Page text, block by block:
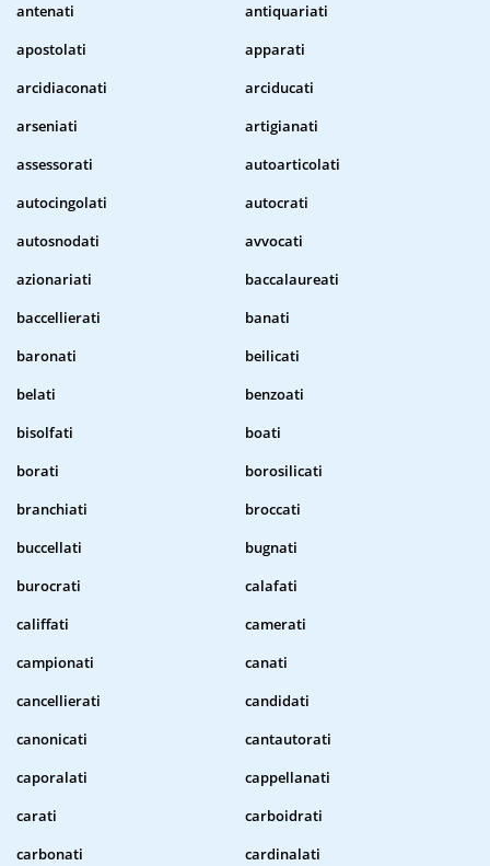
antenati
antiquariati
apostolati
apparati
arcidiaconati
arciducati
arseniati
artigianati
assessorati
autoarticolati
autocingolati
autocrati
autosnodati
avvocati
azionariati
baccalaureati
baccellierati
banati
baronati
beilicati
belati
benzoati
bisolfati
boati
borati
borosilicati
branchiati
broccati
buccellati
bugnati
burocrati
calafati
califfati
camerati
campionati
canati
cancellierati
candidati
canonicati
cantautorati
caporalati
cappellanati
carati
carboidrati
carbonati
cardinalati